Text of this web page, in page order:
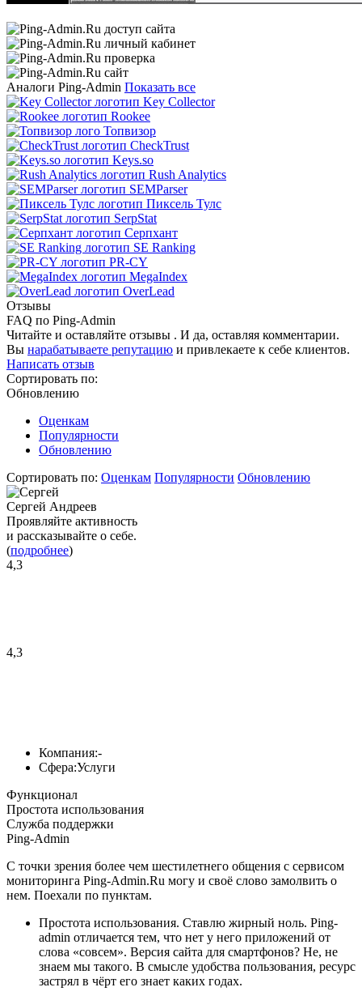
Аналоги Ping-Admin Показать все
Key Collector
Rookee
Топвизор
CheckTrust
Keys.so
Rush Analytics
SEMParser
Пиксель Тулс
SerpStat
Серпхант
SE Ranking
PR-CY
MegaIndex
OverLead
Отзывы
FAQ по Ping-Admin
Читайте и оставляйте отзывы . И да, оставляя комментарии.
Вы нарабатываете репутацию и привлекаете к себе клиентов.
Написать отзыв
Сортировать по:
Обновлению
Оценкам
Популярности
Обновлению
Сортировать по: Оценкам Популярности Обновлению
Сергей Андреев
Проявляйте активность
и рассказывайте о себе.
(подробнее)
4,3
4,3
Компания:-
Сфера:Услуги
Функционал
Простота использования
Служба поддержки
Ping-Admin
C точки зрения более чем шестилетнего общения с сервисом
мониторинга Ping-Admin.Ru могу и своё слово замолвить о
нем. Поехали по пунктам.
Простота использования. Ставлю жирный ноль. Ping-
admin отличается тем, что нет у него приложений от
слова «совсем». Версия сайта для смартфонов? Не, не
знаем мы такого. В смысле удобства пользования, ресурс
застрял в чёрт его знает каких годах.